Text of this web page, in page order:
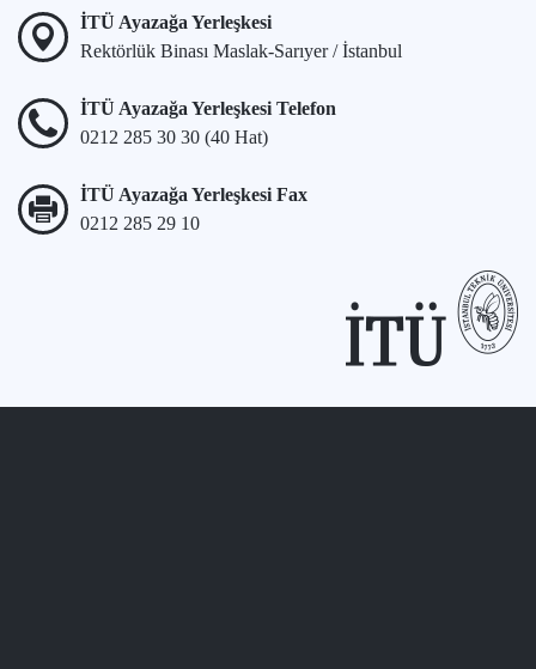
İTÜ Ayazağa Yerleşkesi
Rektörlük Binası Maslak-Sarıyer / İstanbul
İTÜ Ayazağa Yerleşkesi Telefon
0212 285 30 30 (40 Hat)
İTÜ Ayazağa Yerleşkesi Fax
0212 285 29 10